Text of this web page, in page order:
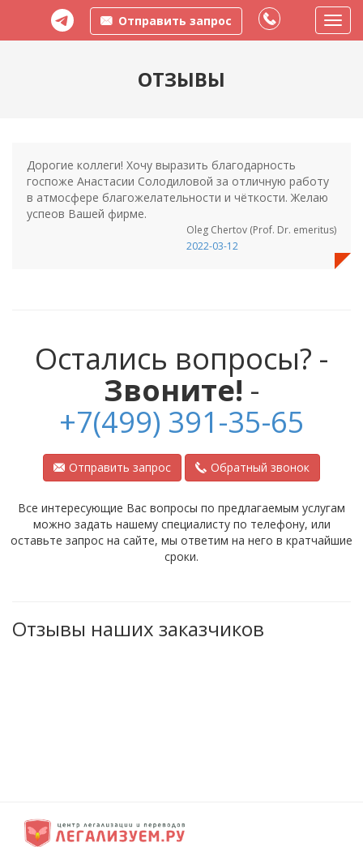
Отправить запрос
меню
ОТЗЫВЫ
Дорогие коллеги! Хочу выразить благодарность
госпоже Анастасии Солодиловой за отличную работу
в атмосфере благожелательности и чёткости. Желаю
успеов Вашей фирме.
Oleg Chertov (Prof. Dr. emeritus)
2022-03-12
Остались вопросы? -
Звоните! -
+7(499) 391-35-65
Отправить запрос Обратный звонок
Все интересующие Вас вопросы по предлагаемым услугам
можно задать нашему специалисту по телефону, или
оставьте запрос на сайте, мы ответим на него в кратчайшие
сроки.
Отзывы наших заказчиков